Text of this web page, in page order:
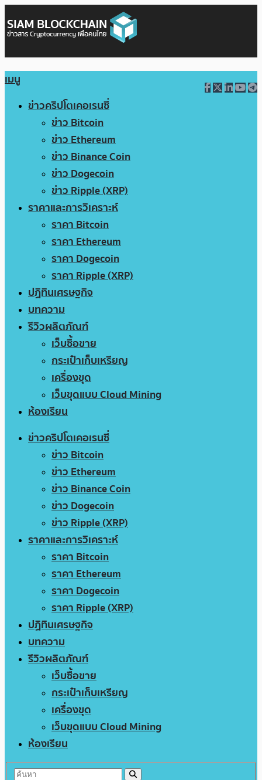
เมนู
ข่าวคริปโตเคอเรนซี่
ข่าว Bitcoin
ข่าว Ethereum
ข่าว Binance Coin
ข่าว Dogecoin
ข่าว Ripple (XRP)
ราคาและการวิเคราะห์
ราคา Bitcoin
ราคา Ethereum
ราคา Dogecoin
ราคา Ripple (XRP)
ปฏิทินเศรษฐกิจ
บทความ
รีวิวผลิตภัณฑ์
เว็บซื้อขาย
กระเป๋าเก็บเหรียญ
เครื่องขุด
เว็บขุดแบบ Cloud Mining
ห้องเรียน
ข่าวคริปโตเคอเรนซี่
ข่าว Bitcoin
ข่าว Ethereum
ข่าว Binance Coin
ข่าว Dogecoin
ข่าว Ripple (XRP)
ราคาและการวิเคราะห์
ราคา Bitcoin
ราคา Ethereum
ราคา Dogecoin
ราคา Ripple (XRP)
ปฏิทินเศรษฐกิจ
บทความ
รีวิวผลิตภัณฑ์
เว็บซื้อขาย
กระเป๋าเก็บเหรียญ
เครื่องขุด
เว็บขุดแบบ Cloud Mining
ห้องเรียน